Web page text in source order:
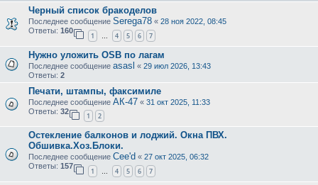
Черный список бракоделов
Последнее сообщение Serega78 « 28 ноя 2022, 08:45
Ответы: 160
1 … 4 5 6 7
Нужно уложить OSB по лагам
Последнее сообщение asasl « 29 июл 2026, 13:43
Ответы: 2
Печати, штампы, факсимиле
Последнее сообщение АК-47 « 31 окт 2025, 11:33
Ответы: 32
1 2
Остекление балконов и лоджий. Окна ПВХ.
Обшивка.Хоз.Блоки.
Последнее сообщение Cee'd « 27 окт 2025, 06:32
Ответы: 157
1 … 4 5 6 7